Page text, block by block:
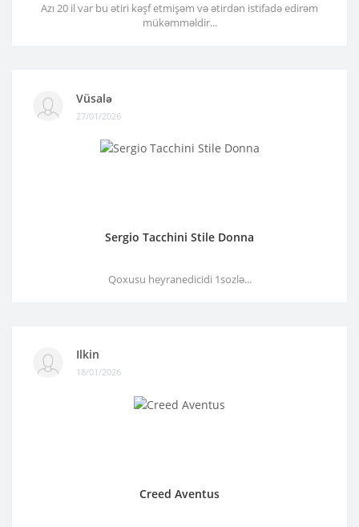
Azı 20 il var bu ətiri kəşf etmişəm və ətirdən istifadə edirəm
mükəmməldir...
Vüsalə
27/01/2026
Sergio Tacchini Stile Donna
Qoxusu heyranedicidi 1sozlə...
Ilkin
18/01/2026
Creed Aventus